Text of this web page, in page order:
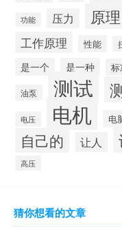
功能 压力 原理
工作原理 性能
是一个 是一种
油泵 测试
电压 电机 电
自己的 让人
高压
猜你想看的文章